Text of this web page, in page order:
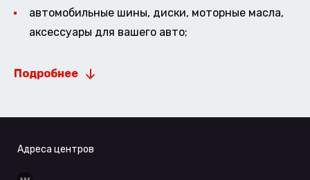
автомобильные шины, диски, моторные масла,
аксессуары для вашего авто;
Подробнее
Адреса центров